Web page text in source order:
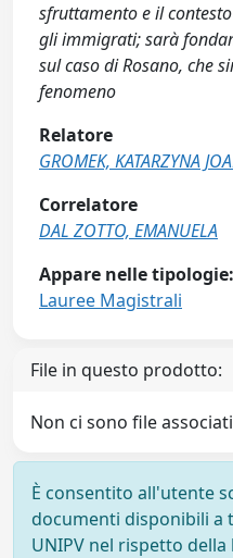
sfruttamento e il
gli immigrati; sarà
sul caso di Rosano, che
fenomeno
Relatore
GROMEK, KATARZYNA
Correlatore
DAL ZOTTO, EMANUELA
Appare nelle tipologie:
Lauree Magistrali
File in questo prodotto:
Non ci sono file
È consentito all'utente
documenti disponibili a
UNIPV nel rispetto